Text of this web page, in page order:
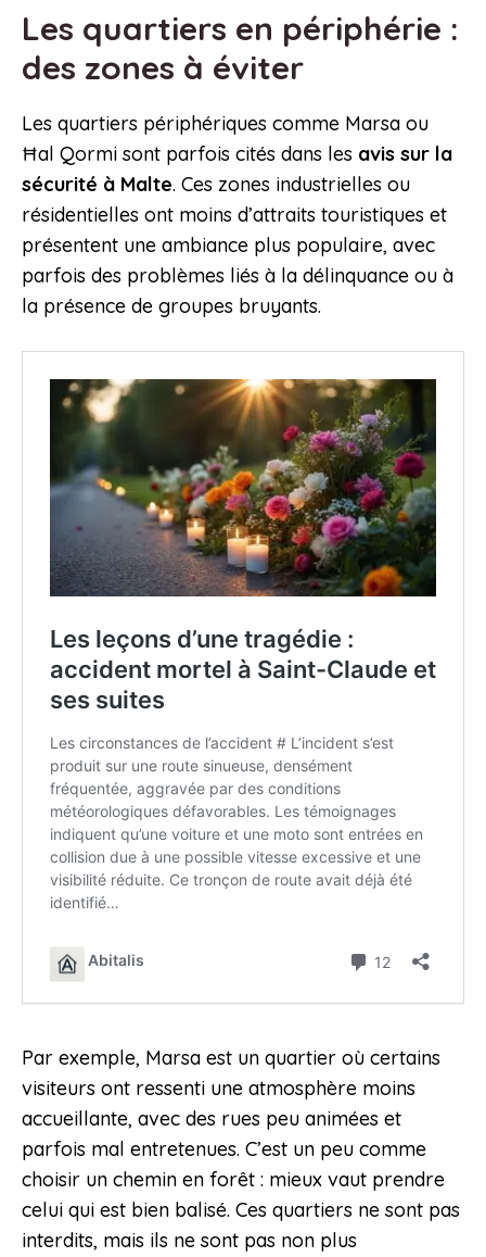
Les quartiers en périphérie :
des zones à éviter
Les quartiers périphériques comme Marsa ou
Ħal Qormi sont parfois cités dans les avis sur la
sécurité à Malte. Ces zones industrielles ou
résidentielles ont moins d’attraits touristiques et
présentent une ambiance plus populaire, avec
parfois des problèmes liés à la délinquance ou à
la présence de groupes bruyants.
Par exemple, Marsa est un quartier où certains
visiteurs ont ressenti une atmosphère moins
accueillante, avec des rues peu animées et
parfois mal entretenues. C’est un peu comme
choisir un chemin en forêt : mieux vaut prendre
celui qui est bien balisé. Ces quartiers ne sont pas
interdits, mais ils ne sont pas non plus